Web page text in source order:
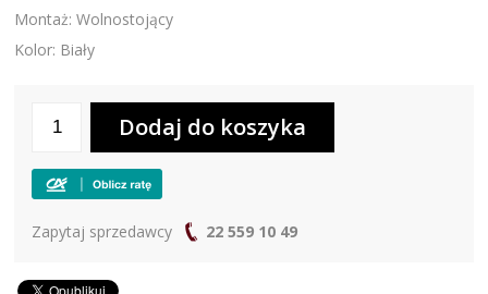
Montaż: Wolnostojący
Kolor: Biały
Zapytaj sprzedawcy 22 559 10 49